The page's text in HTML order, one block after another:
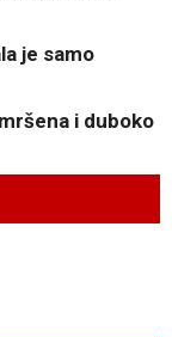
je samo
i duboko